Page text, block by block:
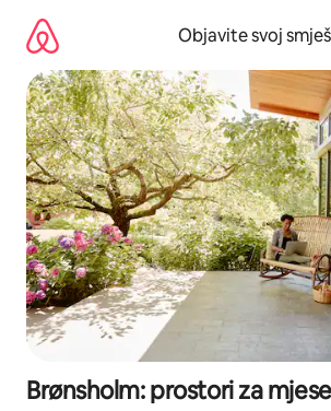
sadržaj
Objavite svoj
Brønsholm: prostori za